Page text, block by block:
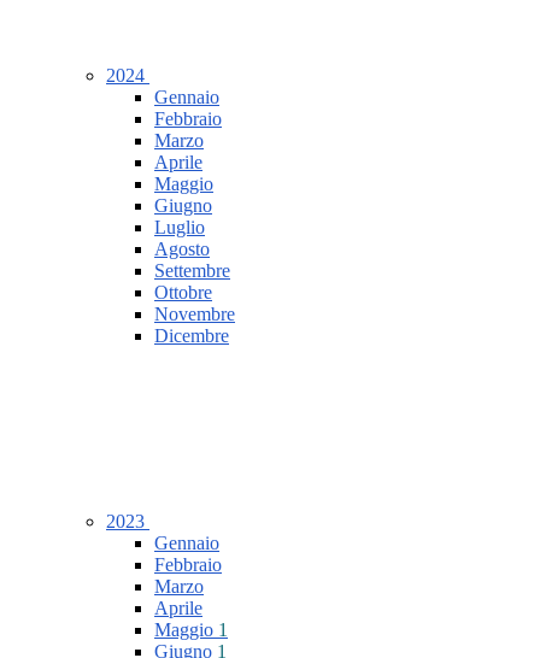
2024
Gennaio
Febbraio
Marzo
Aprile
Maggio
Giugno
Luglio
Agosto
Settembre
Ottobre
Novembre
Dicembre
2023
Gennaio
Febbraio
Marzo
Aprile
Maggio 1
Giugno 1